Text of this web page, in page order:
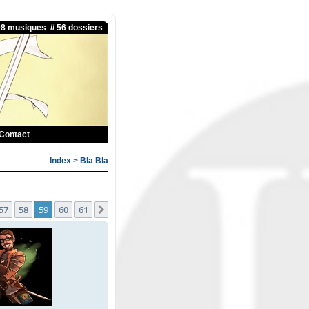
musiques // 56 dossiers
Index > Bla Bla
58 59 60 61